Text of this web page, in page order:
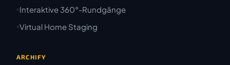
Interaktive 360°-Rundgänge
Virtual Home Staging
ARCHIFY